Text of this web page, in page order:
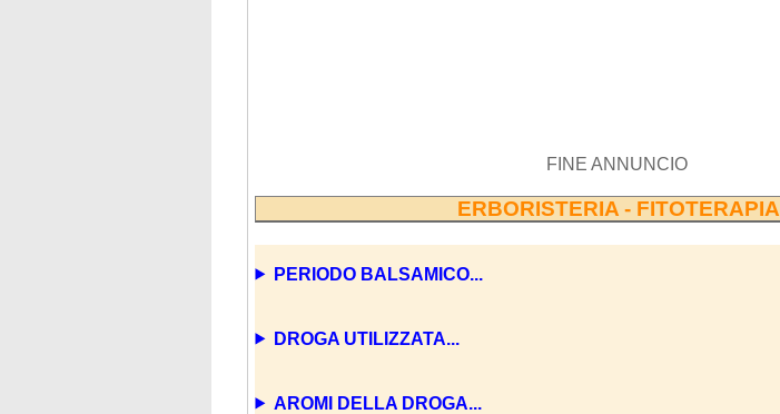
FINE ANNUNCIO
ERBORISTERIA - FITOTERAPIA
PERIODO BALSAMICO...
DROGA UTILIZZATA...
AROMI DELLA DROGA...